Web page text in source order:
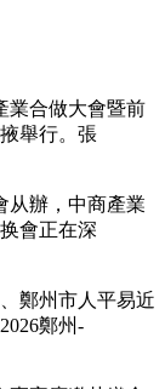
合做大會暨前
舉行。張
辦，中商產業
會正在深
鄭州市人平易近
鄭州-